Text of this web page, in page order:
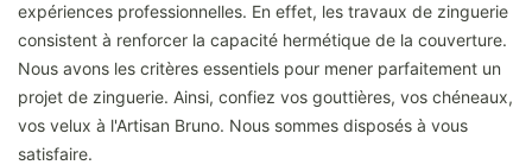
expériences professionnelles. En effet, les travaux de zinguerie
consistent à renforcer la capacité hermétique de la couverture.
Nous avons les critères essentiels pour mener parfaitement un
projet de zinguerie. Ainsi, confiez vos gouttières, vos chéneaux,
vos velux à l'Artisan Bruno. Nous sommes disposés à vous
satisfaire.